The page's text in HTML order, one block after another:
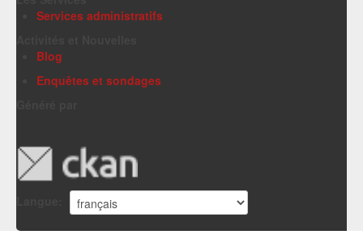
Services administratifs
Blog
Enquêtes et sondages